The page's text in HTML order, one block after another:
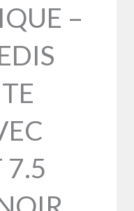
–
7.5